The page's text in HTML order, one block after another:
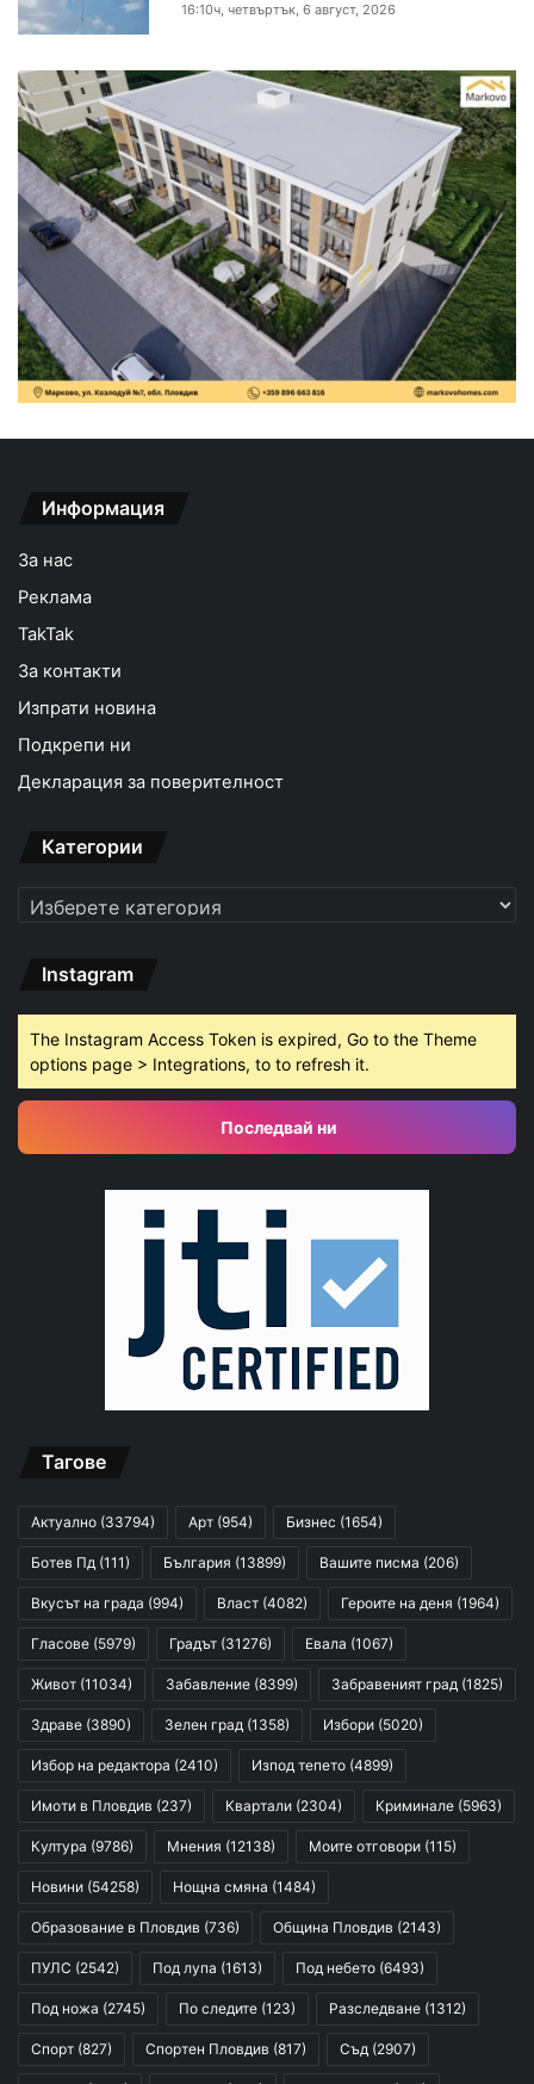
16:10ч, четвъртък, 6 август, 2026
Информация
За нас
Реклама
TakTak
За контакти
Изпрати новина
Подкрепи ни
Декларация за поверителност
Категории
Категории
Instagram
The Instagram Access Token is expired, Go to the Theme
options page > Integrations, to to refresh it.
Последвай ни
Тагове
Актуално (33794) Арт (954) Бизнес (1654)
Ботев Пд (111) България (13899) Вашите писма (206)
Вкусът на града (994) Власт (4082) Героите на деня (1964)
Гласове (5979) Градът (31276) Евала (1067)
Живот (11034) Забавление (8399) Забравеният град (1825)
Здраве (3890) Зелен град (1358) Избори (5020)
Избор на редактора (2410) Изпод тепето (4899)
Имоти в Пловдив (237) Квартали (2304) Криминале (5963)
Култура (9786) Мнения (12138) Моите отговори (115)
Новини (54258) Нощна смяна (1484)
Образование в Пловдив (736) Община Пловдив (2143)
ПУЛС (2542) Под лупа (1613) Под небето (6493)
Под ножа (2745) По следите (123) Разследване (1312)
Спорт (827) Спортен Пловдив (817) Съд (2907)